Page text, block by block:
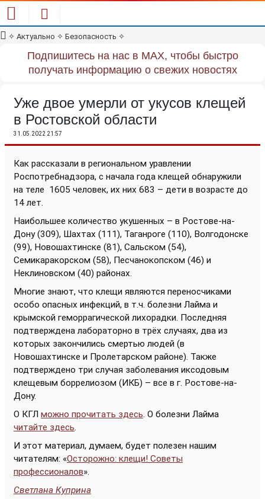
✧ Актуально ✧ Безопасность ✧
Подпишитесь на нас в MAX, чтобы быстро
получать информацию о свежих новостях
Уже двое умерли от укусов клещей
в Ростовской области
31.05.2022 21:57
Как рассказали в региональном уравлении
Роспотребнадзора, с начала года клещей обнаружили
на теле 1605 человек, их них 683 – дети в возрасте до
14 лет.
Наибольшее количество укушенных – в Ростове-на-
Дону (309), Шахтах (111), Таганроге (110), Волгодонске
(99), Новошахтинске (81), Сальском (54),
Семикаракорском (58), Песчанокопском (46) и
Неклиновском (40) районах.
Многие знают, что клещи являются переносчиками
особо опасных инфекций, в т.ч. болезни Лайма и
крымской геморрагической лихорадки. Последняя
подтверждена лабораторно в трёх случаях, два из
которых закончились смертью людей (в
Новошахтинске и Пролетарском районе). Также
подтверждено три случая заболевания иксодовым
клещевым боррелиозом (ИКБ) – все в г. Ростове-на-
Дону.
О КГЛ можно прочитать здесь. О болезни Лайма
читайте здесь.
И этот материал, думаем, будет полезен нашим
читателям: «Осторожно: клещи! Советы
профессионалов».
Светлана Куприна